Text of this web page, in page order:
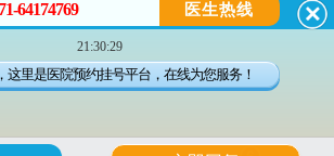
昆明白癜风医院
昆明市五华区护国路2号
版权所有：昆明白癜风医院
滇公安备 53010202000563号
64174769 医生热线
21:30:29
这里是医院预约挂号平台，在线为您服务！